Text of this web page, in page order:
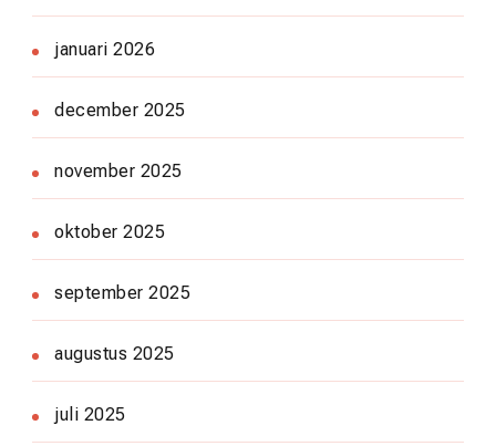
januari 2026
december 2025
november 2025
oktober 2025
september 2025
augustus 2025
juli 2025